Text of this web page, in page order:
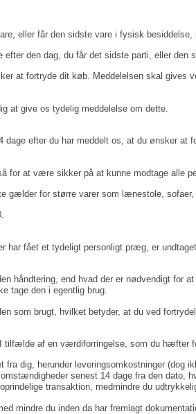
eller får den sidste vare i fysisk
den dag, du får det sidste parti, eller den
at fortryde dit køb. Meddelelsen skal
at give os tydelig meddelelse om dette.
efter du har meddelt os, at du ønsker
for at være sikker på at kunne modtage alle
gælder for større varer som lænestole, sofaer,
har fået et tydeligt personligt præg, er
end hvad der er nødvendigt for
tage den i egentlig brug.
som brugt, hvilket betyder, at du ved
tilfælde af en værdiforringelse, som du hæfter
dig, herunder leveringsomkostninger
senest 14 dage fra den
transaktion, medmindre du
mindre du inden da har fremlagt